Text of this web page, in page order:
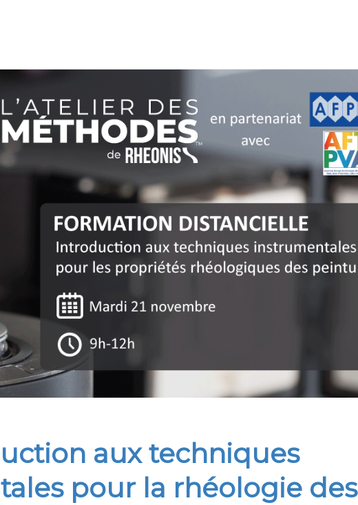
aux techniques
pour la rhéologie des